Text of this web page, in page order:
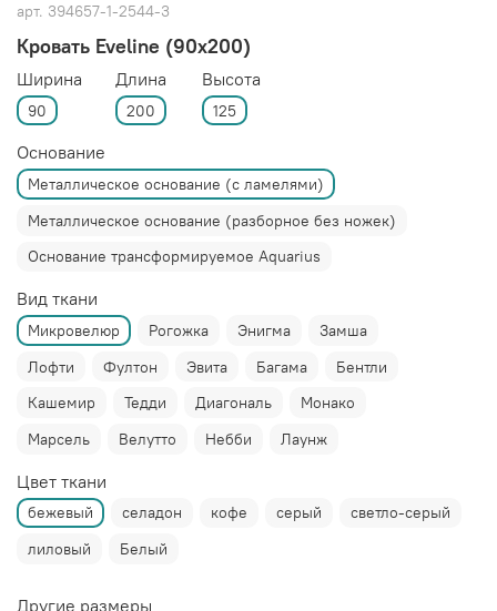
арт. 394657-1-2544-3
Кровать Eveline (90x200)
Ширина
90
Длина
200
Высота
125
Основание
Металлическое основание (с ламелями)
Металлическое основание (разборное без ножек)
Основание трансформируемое Aquarius
Вид ткани
Микровелюр Рогожка Энигма
Замша
Лофти
Фултон Эвита Багама
Бентли
Кашемир
Тедди Диагональ
Монако
Марсель
Велутто Небби Лаунж
Цвет ткани
бежевый селадон кофе серый
светло-серый
лиловый
Белый
Другие размеры